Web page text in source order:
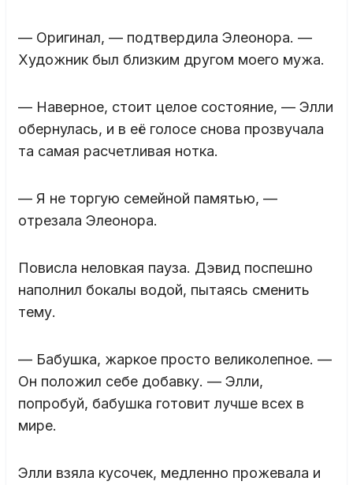
— Оригинал, — подтвердила Элеонора. —
Художник был близким другом моего мужа.
— Наверное, стоит целое состояние, — Элли
обернулась, и в её голосе снова прозвучала
та самая расчетливая нотка.
— Я не торгую семейной памятью, —
отрезала Элеонора.
Повисла неловкая пауза. Дэвид поспешно
наполнил бокалы водой, пытаясь сменить
тему.
— Бабушка, жаркое просто великолепное. —
Он положил себе добавку. — Элли,
попробуй, бабушка готовит лучше всех в
мире.
Элли взяла кусочек, медленно прожевала и